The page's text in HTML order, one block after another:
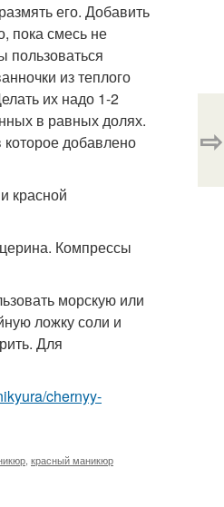
его. Добавить
пока смесь не
пользоваться
из теплого
их надо 1-2
в равных долях.
добавлено
красной
Компрессы
морскую или
ложку соли и
Для
chernyy-
красный маникюр
⇨